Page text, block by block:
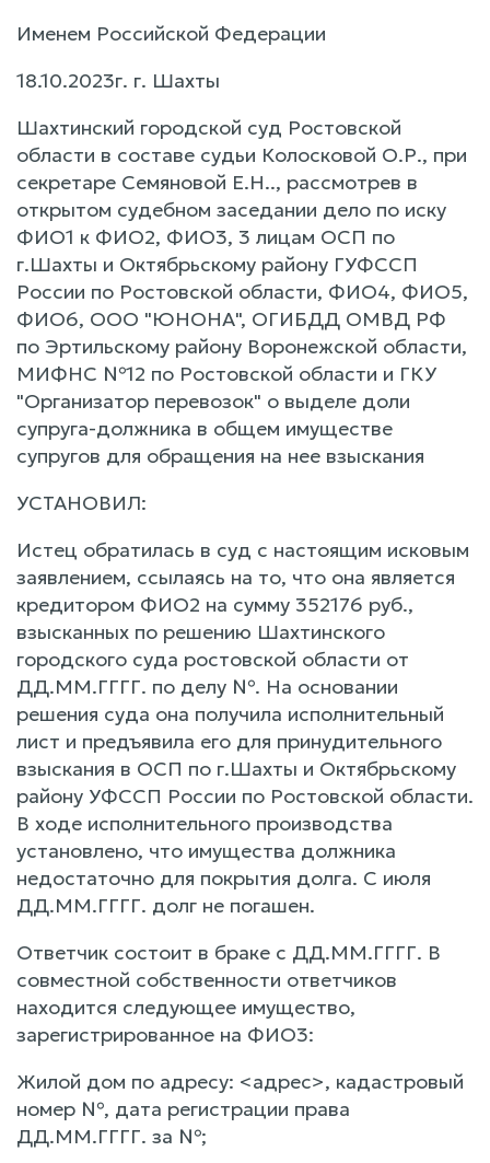
Именем Российской Федерации
18.10.2023г. г. Шахты
Шахтинский городской суд Ростовской
области в составе судьи Колосковой О.Р., при
секретаре Семяновой Е.Н.., рассмотрев в
открытом судебном заседании дело по иску
ФИО1 к ФИО2, ФИО3, 3 лицам ОСП по
г.Шахты и Октябрьскому району ГУФССП
России по Ростовской области, ФИО4, ФИО5,
ФИО6, ООО "ЮНОНА", ОГИБДД ОМВД РФ
по Эртильскому району Воронежской области,
МИФНС №12 по Ростовской области и ГКУ
"Организатор перевозок" о выделе доли
супруга-должника в общем имуществе
супругов для обращения на нее взыскания
УСТАНОВИЛ:
Истец обратилась в суд с настоящим исковым
заявлением, ссылаясь на то, что она является
кредитором ФИО2 на сумму 352176 руб.,
взысканных по решению Шахтинского
городского суда ростовской области от
ДД.ММ.ГГГГ. по делу №. На основании
решения суда она получила исполнительный
лист и предъявила его для принудительного
взыскания в ОСП по г.Шахты и Октябрьскому
району УФССП России по Ростовской области.
В ходе исполнительного производства
установлено, что имущества должника
недостаточно для покрытия долга. С июля
ДД.ММ.ГГГГ. долг не погашен.
Ответчик состоит в браке с ДД.ММ.ГГГГ. В
совместной собственности ответчиков
находится следующее имущество,
зарегистрированное на ФИО3:
Жилой дом по адресу: <адрес>, кадастровый
номер №, дата регистрации права
ДД.ММ.ГГГГ. за №;